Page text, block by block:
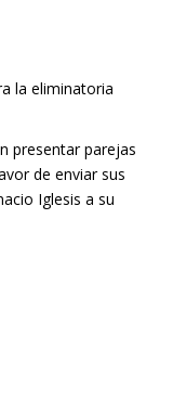
la eliminatoria
presentar parejas
de enviar sus
Iglesis a su